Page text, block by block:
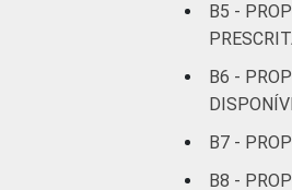
Localização
Essa tabela
1
Base:
B5 -
B6 -
B7 -
B8 -